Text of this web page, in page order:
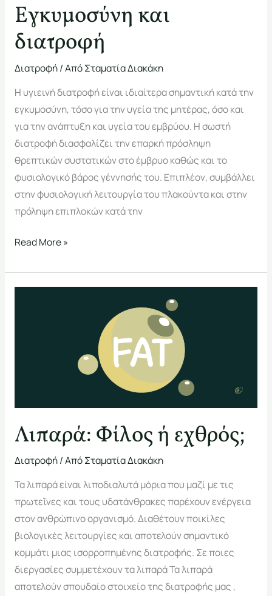
Εγκυμοσύνη και
διατροφή
Διατροφή/ ΑπόΣταματία Διακάκη
Η υγιεινή διατροφή είναι ιδιαίτερα σημαντική κατά την
εγκυμοσύνη, τόσο για την υγεία της μητέρας, όσο και
για την ανάπτυξη και υγεία του εμβρύου. Η σωστή
διατροφή διασφαλίζει την επαρκή πρόσληψη
θρεπτικών συστατικών στο έμβρυο καθώς και το
φυσιολογικό βάρος γέννησής του. Επιπλέον, συμβάλλει
στην φυσιολογική λειτουργία του πλακούντα και στην
πρόληψη επιπλοκών κατά την
Read More »
Λιπαρά: Φίλος ή εχθρός;
Διατροφή/ ΑπόΣταματία Διακάκη
Τα λιπαρά είναι λιποδιαλυτά μόρια που μαζί με τις
πρωτεΐνες και τους υδατάνθρακες παρέχουν ενέργεια
στον ανθρώπινο οργανισμό. Διαθέτουν ποικίλες
βιολογικές λειτουργίες και αποτελούν σημαντικό
κομμάτι μιας ισορροπημένης διατροφής. Σε ποιες
διεργασίες συμμετέχουν τα λιπαρά Τα λιπαρά
αποτελούν σπουδαίο στοιχείο της διατροφής μας ,